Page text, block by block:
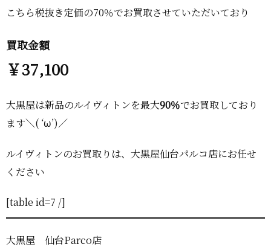
こちら税抜き定価の70％でお買取させていただいており
買取金額
￥37,100
大黒屋は新品のルイヴィトンを最大90％でお買取しており
ます＼( ‘ω’)／
ルイヴィトンのお買取りは、大黒屋仙台パルコ店にお任せ
ください
[table id=7 /]
大黒屋 仙台Parco店